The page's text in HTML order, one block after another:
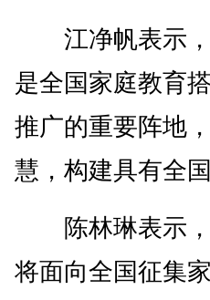
江净帆表示，
是全国家庭教育
推广的重要阵地
慧，构建具有全
陈林琳表示，
将面向全国征集